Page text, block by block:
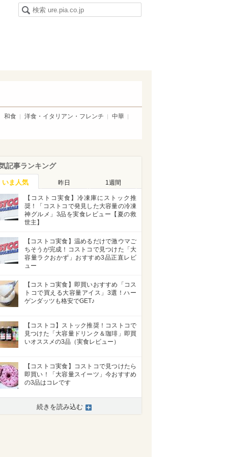
和食 洋食・イタリアン・フレンチ 中華
記事ランキング
いま人気 昨日 1週間
【コストコ実食】冷凍庫にストック推
奨！「コストコで発見した大容量の冷凍
神グルメ」3品を実食レビュー【夏の救
世主】
【コストコ実食】温めるだけで激ウマご
ちそうが完成！コストコで見つけた「大
容量ラクおかず」おすすめ3品正直レビ
ュー
【コストコ実食】即買いおすすめ「コス
トコで買える大容量アイス」3選！ハー
ゲンダッツも格安でGET♪
【コストコ】ストック推奨！コストコで
見つけた「大容量ドリンク＆珈琲」即買
いオススメの3品（実食レビュー）
【コストコ実食】コストコで見つけたら
即買い！「大容量スイーツ」今おすすめ
の3品はコレです
続きを読み込む